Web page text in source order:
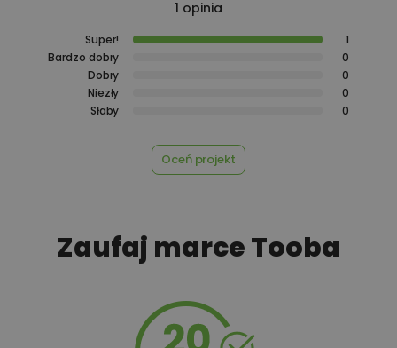
1 opinia
Super!
1
Bardzo dobry
0
Dobry
0
Niezły
0
Słaby
0
Oceń projekt
Zaufaj marce Tooba